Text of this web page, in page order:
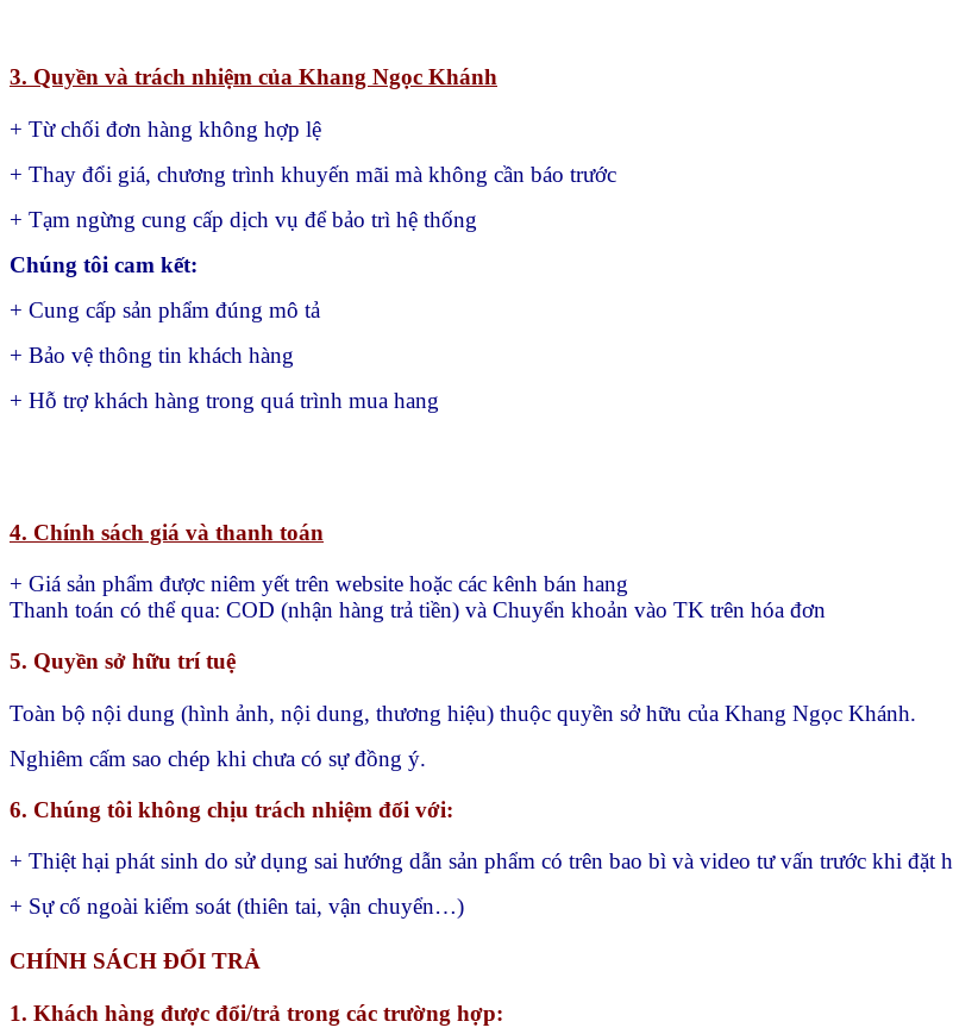
3. Quyền và trách nhiệm của Khang Ngọc Khánh
+ Từ chối đơn hàng không hợp lệ
+ Thay đổi giá, chương trình khuyến mãi mà không cần báo trước
+ Tạm ngừng cung cấp dịch vụ để bảo trì hệ thống
Chúng tôi cam kết:
+ Cung cấp sản phẩm đúng mô tả
+ Bảo vệ thông tin khách hàng
+ Hỗ trợ khách hàng trong quá trình mua hang
4. Chính sách giá và thanh toán
+ Giá sản phẩm được niêm yết trên website hoặc các kênh bán hang
Thanh toán có thể qua: COD (nhận hàng trả tiền) và Chuyển khoản vào TK trên hóa đơn
5. Quyền sở hữu trí tuệ
Toàn bộ nội dung (hình ảnh, nội dung, thương hiệu) thuộc quyền sở hữu của Khang Ngọc Khánh.
Nghiêm cấm sao chép khi chưa có sự đồng ý.
6. Chúng tôi không chịu trách nhiệm đối với:
+ Thiệt hại phát sinh do sử dụng sai hướng dẫn sản phẩm có trên bao bì và video tư vấn trước khi
+ Sự cố ngoài kiểm soát (thiên tai, vận chuyển…)
CHÍNH SÁCH ĐỔI TRẢ
1. Khách hàng được đổi/trả trong các trường hợp: